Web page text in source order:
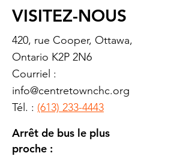
VISITEZ-NOUS
420, rue Cooper, Ottawa,
Ontario K2P 2N6
Courriel :
info@centretownchc.org
Tél. : (613) 233-4443
Arrêt de bus le plus
proche :